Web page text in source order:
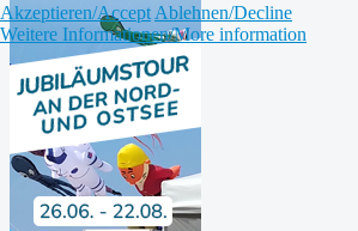
Akzeptieren/Accept Ablehnen/Decline
Weitere Informationen/More information